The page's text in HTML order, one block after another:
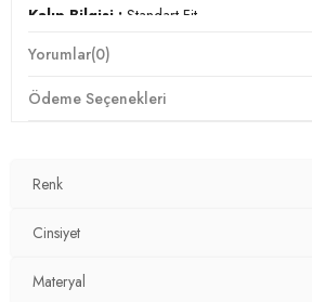
Kalıp Bilgisi : Standart Fit
Manken Ölçüsü :
cm / Bel : 81 cm / Basen : 98 cm / Beden : M
Yorumlar(0)
Ödeme Seçenekleri
Renk
Cinsiyet
Materyal